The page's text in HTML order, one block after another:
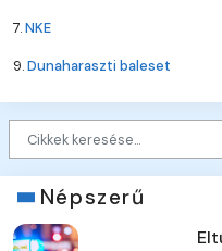
7.NKE
9.Dunaharaszti baleset
Népszerű